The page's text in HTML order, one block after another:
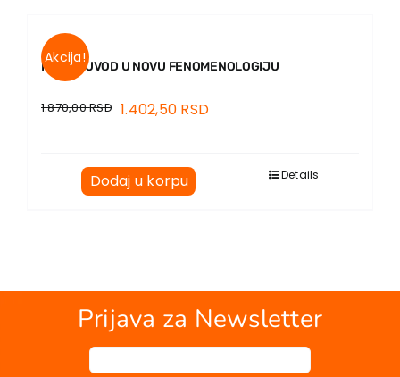
Akcija!
KRATKI UVOD U NOVU FENOMENOLOGIJU
1.870,00RSD 1.402,50 RSD
Dodaj u korpu Details
Prijava za Newsletter